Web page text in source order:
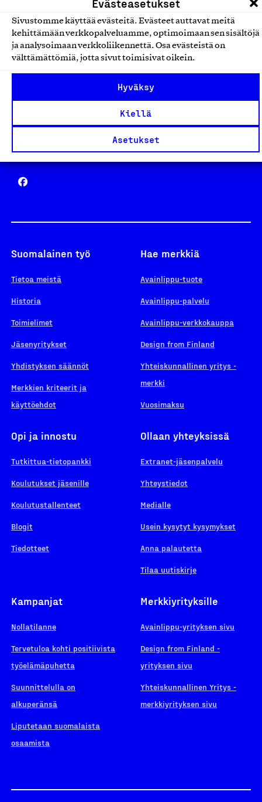
Evästeasetukset
Sivustomme käyttää evästeitä. Evästeet auttavat meitä
kehittämään verkkopalveluamme, optimoimaan sen sisältöjä
ja analysoimaan verkkoliikennettä. Osa evästeistä on
välttämättömiä, jotta sivut toimisivat oikein.
Hyväksy
Kiellä
Asetukset
Avainlippu
Yhteiskunnallinen Yritys -merkki
Suomalainen työ
Tietoa meistä
Historia
Toimielimet
Jäsenyritykset
Yhdistyksen säännöt
Merkkien kriteerit ja
käyttöehdot
Hae merkkiä
Avainlippu-tuote
Avainlippu-palvelu
Avainlippu-verkkokauppa
Design from Finland
Yhteiskunnallinen yritys -
merkki
Vuosimaksu
Opi ja innostu
Tutkittua-tietopankki
Koulutukset jäsenille
Koulutustallenteet
Blogit
Tiedotteet
Ollaan yhteyksissä
Extranet-jäsenpalvelu
Yhteystiedot
Medialle
Usein kysytyt kysymykset
Anna palautetta
Tilaa uutiskirje
Kampanjat
Nollatilanne
Tervetuloa kohti positiivista
työelämäpuhetta
Suunnittelulla on
alkuperänsä
Liputetaan suomalaista
osaamista
Merkkiyrityksille
Avainlippu-yrityksen sivu
Design from Finland -
yrityksen sivu
Yhteiskunnallinen Yritys -
merkkiyrityksen sivu